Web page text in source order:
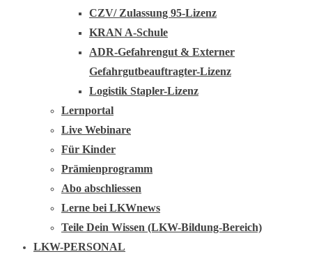
CZV/ Zulassung 95-Lizenz
KRAN A-Schule
ADR-Gefahrengut & Externer
Gefahrgutbeauftragter-Lizenz
Logistik Stapler-Lizenz
Lernportal
Live Webinare
Für Kinder
Prämienprogramm
Abo abschliessen
Lerne bei LKWnews
Teile Dein Wissen (LKW-Bildung-Bereich)
LKW-PERSONAL